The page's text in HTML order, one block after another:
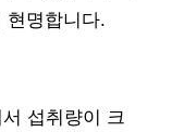
현명합니다.
섭취량이 크